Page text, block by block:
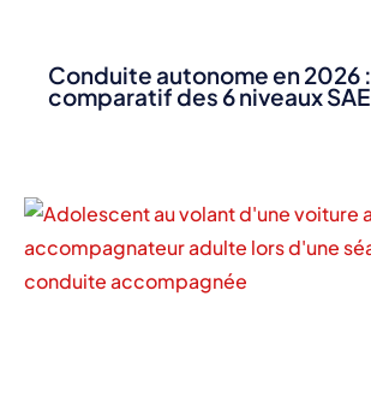
Conduite autonome en 2026 :
comparatif des 6 niveaux SAE